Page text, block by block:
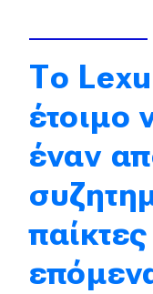
Αποστολή
Συγκρίνουμε
Αγώνες
Formula 1
Motorsport
Tο
έτοιμο
έναν